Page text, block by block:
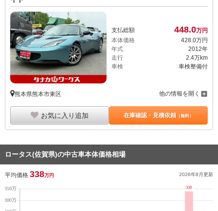
支払総額 448.0万円
本体価格
428. 0万円
年式
2012年
走行
2.4万km
車検
車検整備付
熊本県熊本市東区 他の情報を開く
お気に入り追加 在庫確認・見積依頼（無料）
ロータス(佐賀県)の中古車本体価格相場
平均価格 338万円 2026年8月更新